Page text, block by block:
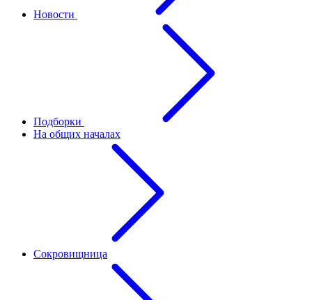
Новости
Подборки
На общих началах
Сокровищница